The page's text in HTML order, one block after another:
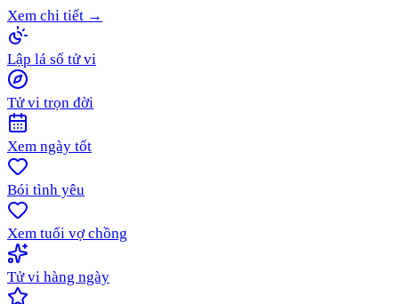
Xem chi tiết →
Lập lá số tử vi
Tử vi trọn đời
Xem ngày tốt
Bói tình yêu
Xem tuổi vợ chồng
Tử vi hàng ngày